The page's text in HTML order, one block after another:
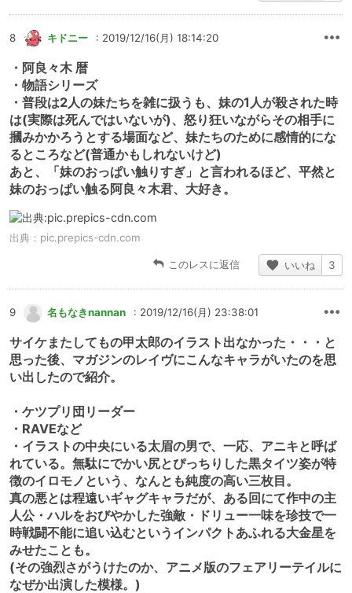
8 キドニー : 2019/12/16(月) 18:14:20
・阿良々木 暦
・物語シリーズ
・普段は2人の妹たちを雑に扱うも、妹の1人が殺された時
は(実際は死んではいないが)、怒り狂いながらその相手に
摑みかかろうとする場面など、妹たちのために感情的にな
るところなど(普通かもしれないけど)
あと、「妹のおっぱい触りすぎ」と言われるほど、平然と
妹のおっぱい触る阿良々木君、大好き。
出典： pic.prepics-cdn.com
このレスに返信 いいね 3
9 名もなきnannan : 2019/12/16(月) 23:38:01
サイケまたしてもの甲太郎のイラスト出なかった・・・と
思った後、マガジンのレイヴにこんなキャラがいたのを思
い出したので紹介。
・ケツプリ団リーダー
・RAVEなど
・イラストの中央にいる太眉の男で、一応、アニキと呼ば
れている。無駄にでかい尻とぴっちりした黒タイツ姿が特
徴のイロモノという、なんとも純度の高い三枚目。
真の悪とは程遠いギャグキャラだが、ある回にて作中の主
人公・ハルをおびやかした強敵・ドリュー一味を珍技で一
時戦闘不能に追い込むというインパクトあふれる大金星を
みせたことも。
(その強烈さがうけたのか、アニメ版のフェアリーテイルに
なぜか出演した模様。)